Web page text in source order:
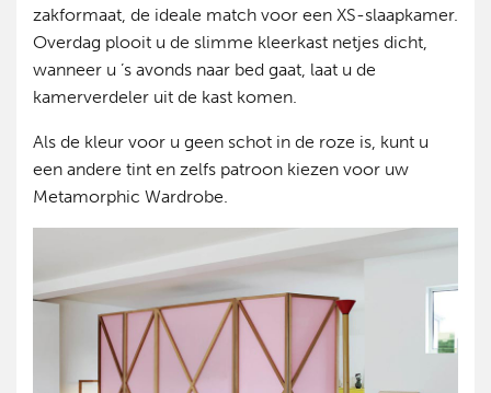
zakformaat, de ideale match voor een XS-slaapkamer.
Overdag plooit u de slimme kleerkast netjes dicht,
wanneer u ’s avonds naar bed gaat, laat u de
kamerverdeler uit de kast komen.
Als de kleur voor u geen schot in de roze is, kunt u
een andere tint en zelfs patroon kiezen voor uw
Metamorphic Wardrobe.